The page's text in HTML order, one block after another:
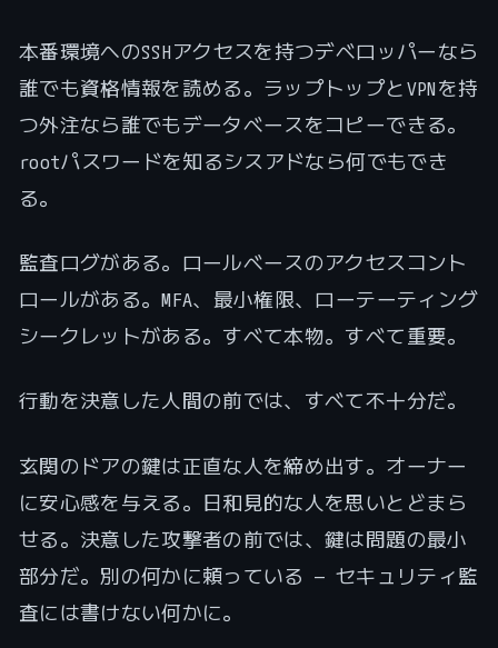
本番環境へのSSHアクセスを持つデベロッパーなら
誰でも資格情報を読める。ラップトップとVPNを持
つ外注なら誰でもデータベースをコピーできる。
rootパスワードを知るシスアドなら何でもでき
る。
監査ログがある。ロールベースのアクセスコント
ロールがある。MFA、最小権限、ローテーティング
シークレットがある。すべて本物。すべて重要。
行動を決意した人間の前では、すべて不十分だ。
玄関のドアの鍵は正直な人を締め出す。オーナー
に安心感を与える。日和見的な人を思いとどまら
せる。決意した攻撃者の前では、鍵は問題の最小
部分だ。別の何かに頼っている — セキュリティ監
査には書けない何かに。